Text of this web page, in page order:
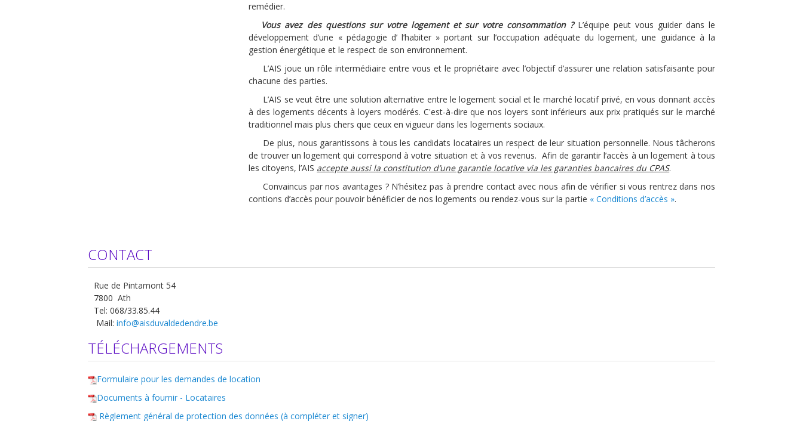
remédier.
Vous avez des questions sur votre logement et sur votre consommation ?L’équipe peut vous guider dans le
développement d’une « pédagogie d’ l’habiter » portant sur l’occupation adéquate du logement, une guidance à la
gestion énergétique et le respect de son environnement.
L’AIS joue un rôle intermédiaire entre vous et le propriétaire avec l’objectif d’assurer une relation satisfaisante pour
chacune des parties.
L’AIS se veut être une solution alternative entre le logement social et le marché locatif privé, en vous donnant accès
à des logements décents à loyers modérés. C'est-à-dire que nos loyers sont inférieurs aux prix pratiqués sur le marché
traditionnel mais plus chers que ceux en vigueur dans les logements sociaux.
De plus, nous garantissons à tous les candidats locataires un respect de leur situation personnelle. Nous tâcherons
de trouver un logement qui correspond à votre situation et à vos revenus. Afin de garantir l’accès à un logement à tous
les citoyens, l’AIS accepte aussi la constitution d’une garantie locative via les garanties bancaires du CPAS.
Convaincus par nos avantages ? N’hésitez pas à prendre contact avec nous afin de vérifier si vous rentrez dans nos
contions d’accès pour pouvoir bénéficier de nos logements ou rendez-vous sur la partie « Conditions d’accès ».
CONTACT
Rue de Pintamont 54
7800 Ath
Tel: 068/33.85.44
Mail: info@aisduvaldedendre.be
TÉLÉCHARGEMENTS
Formulaire pour les demandes de location
Documents à fournir - Locataires
Règlement général de protection des données (à compléter et signer)